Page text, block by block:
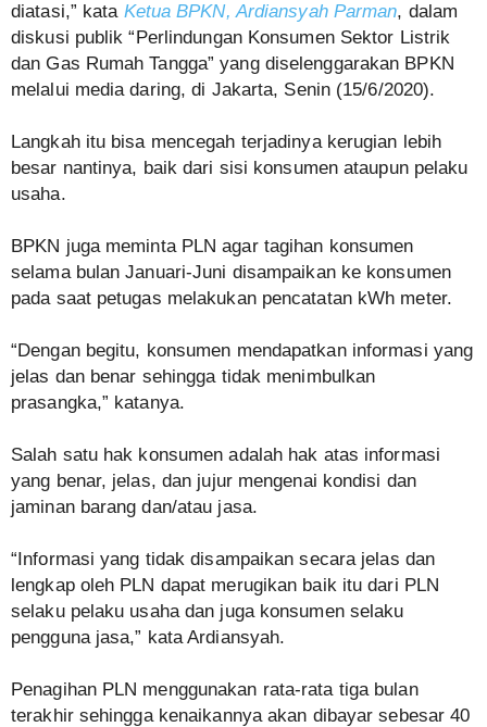
diatasi,” kata Ketua BPKN, Ardiansyah Parman, dalam
diskusi publik “Perlindungan Konsumen Sektor Listrik
dan Gas Rumah Tangga” yang diselenggarakan BPKN
melalui media daring, di Jakarta, Senin (15/6/2020).
Langkah itu bisa mencegah terjadinya kerugian lebih
besar nantinya, baik dari sisi konsumen ataupun pelaku
usaha.
BPKN juga meminta PLN agar tagihan konsumen
selama bulan Januari-Juni disampaikan ke konsumen
pada saat petugas melakukan pencatatan kWh meter.
“Dengan begitu, konsumen mendapatkan informasi yang
jelas dan benar sehingga tidak menimbulkan
prasangka,” katanya.
Salah satu hak konsumen adalah hak atas informasi
yang benar, jelas, dan jujur mengenai kondisi dan
jaminan barang dan/atau jasa.
“Informasi yang tidak disampaikan secara jelas dan
lengkap oleh PLN dapat merugikan baik itu dari PLN
selaku pelaku usaha dan juga konsumen selaku
pengguna jasa,” kata Ardiansyah.
Penagihan PLN menggunakan rata-rata tiga bulan
terakhir sehingga kenaikannya akan dibayar sebesar 40